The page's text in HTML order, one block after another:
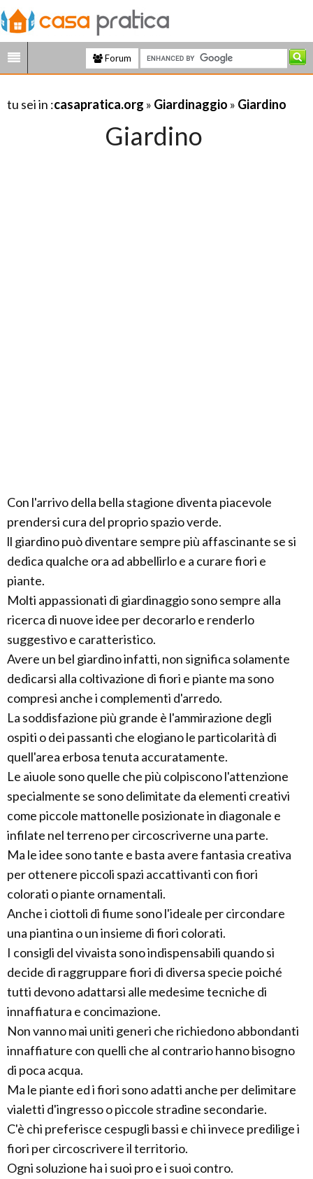
Forum
tu sei in :casapratica.org » Giardinaggio » Giardino
Giardino
Con l'arrivo della bella stagione diventa piacevole
prendersi cura del proprio spazio verde.
ll giardino può diventare sempre più affascinante se si
dedica qualche ora ad abbellirlo e a curare fiori e
piante.
Molti appassionati di giardinaggio sono sempre alla
ricerca di nuove idee per decorarlo e renderlo
suggestivo e caratteristico.
Avere un bel giardino infatti, non significa solamente
dedicarsi alla coltivazione di fiori e piante ma sono
compresi anche i complementi d'arredo.
La soddisfazione più grande è l'ammirazione degli
ospiti o dei passanti che elogiano le particolarità di
quell'area erbosa tenuta accuratamente.
Le aiuole sono quelle che più colpiscono l'attenzione
specialmente se sono delimitate da elementi creativi
come piccole mattonelle posizionate in diagonale e
infilate nel terreno per circoscriverne una parte.
Ma le idee sono tante e basta avere fantasia creativa
per ottenere piccoli spazi accattivanti con fiori
colorati o piante ornamentali.
Anche i ciottoli di fiume sono l'ideale per circondare
una piantina o un insieme di fiori colorati.
I consigli del vivaista sono indispensabili quando si
decide di raggruppare fiori di diversa specie poiché
tutti devono adattarsi alle medesime tecniche di
innaffiatura e concimazione.
Non vanno mai uniti generi che richiedono abbondanti
innaffiature con quelli che al contrario hanno bisogno
di poca acqua.
Ma le piante ed i fiori sono adatti anche per delimitare
vialetti d'ingresso o piccole stradine secondarie.
C'è chi preferisce cespugli bassi e chi invece predilige i
fiori per circoscrivere il territorio.
Ogni soluzione ha i suoi pro e i suoi contro.